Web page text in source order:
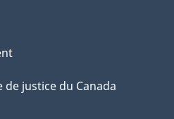
de justice du Canada